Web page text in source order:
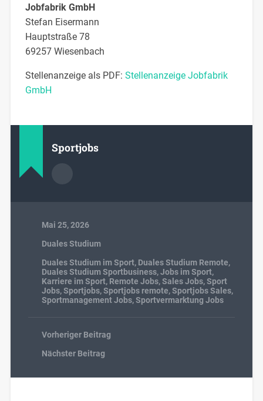
Jobfabrik GmbH
Stefan Eisermann
Hauptstraße 78
69257 Wiesenbach
Stellenanzeige als PDF: Stellenanzeige Jobfabrik
GmbH
Sportjobs
Mai 25, 2026
Duales Studium
Duales Studium im Sport, Duales Studium Remote,
Duales Studium Sportbusiness,Jobs im Sport,
Karriere im Sport, Remote Jobs,Sales Jobs,Sport
Jobs,Sportjobs,Sportjobs remote,Sportjobs Sales,
Sportmanagement Jobs,Sportvermarktung Jobs
Vorheriger Beitrag
Nächster Beitrag